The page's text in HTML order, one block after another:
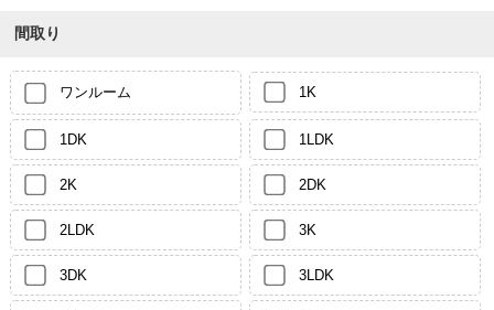
間取り
ワンルーム 1K
1DK 1LDK
2K 2DK
2LDK 3K
3DK 3LDK